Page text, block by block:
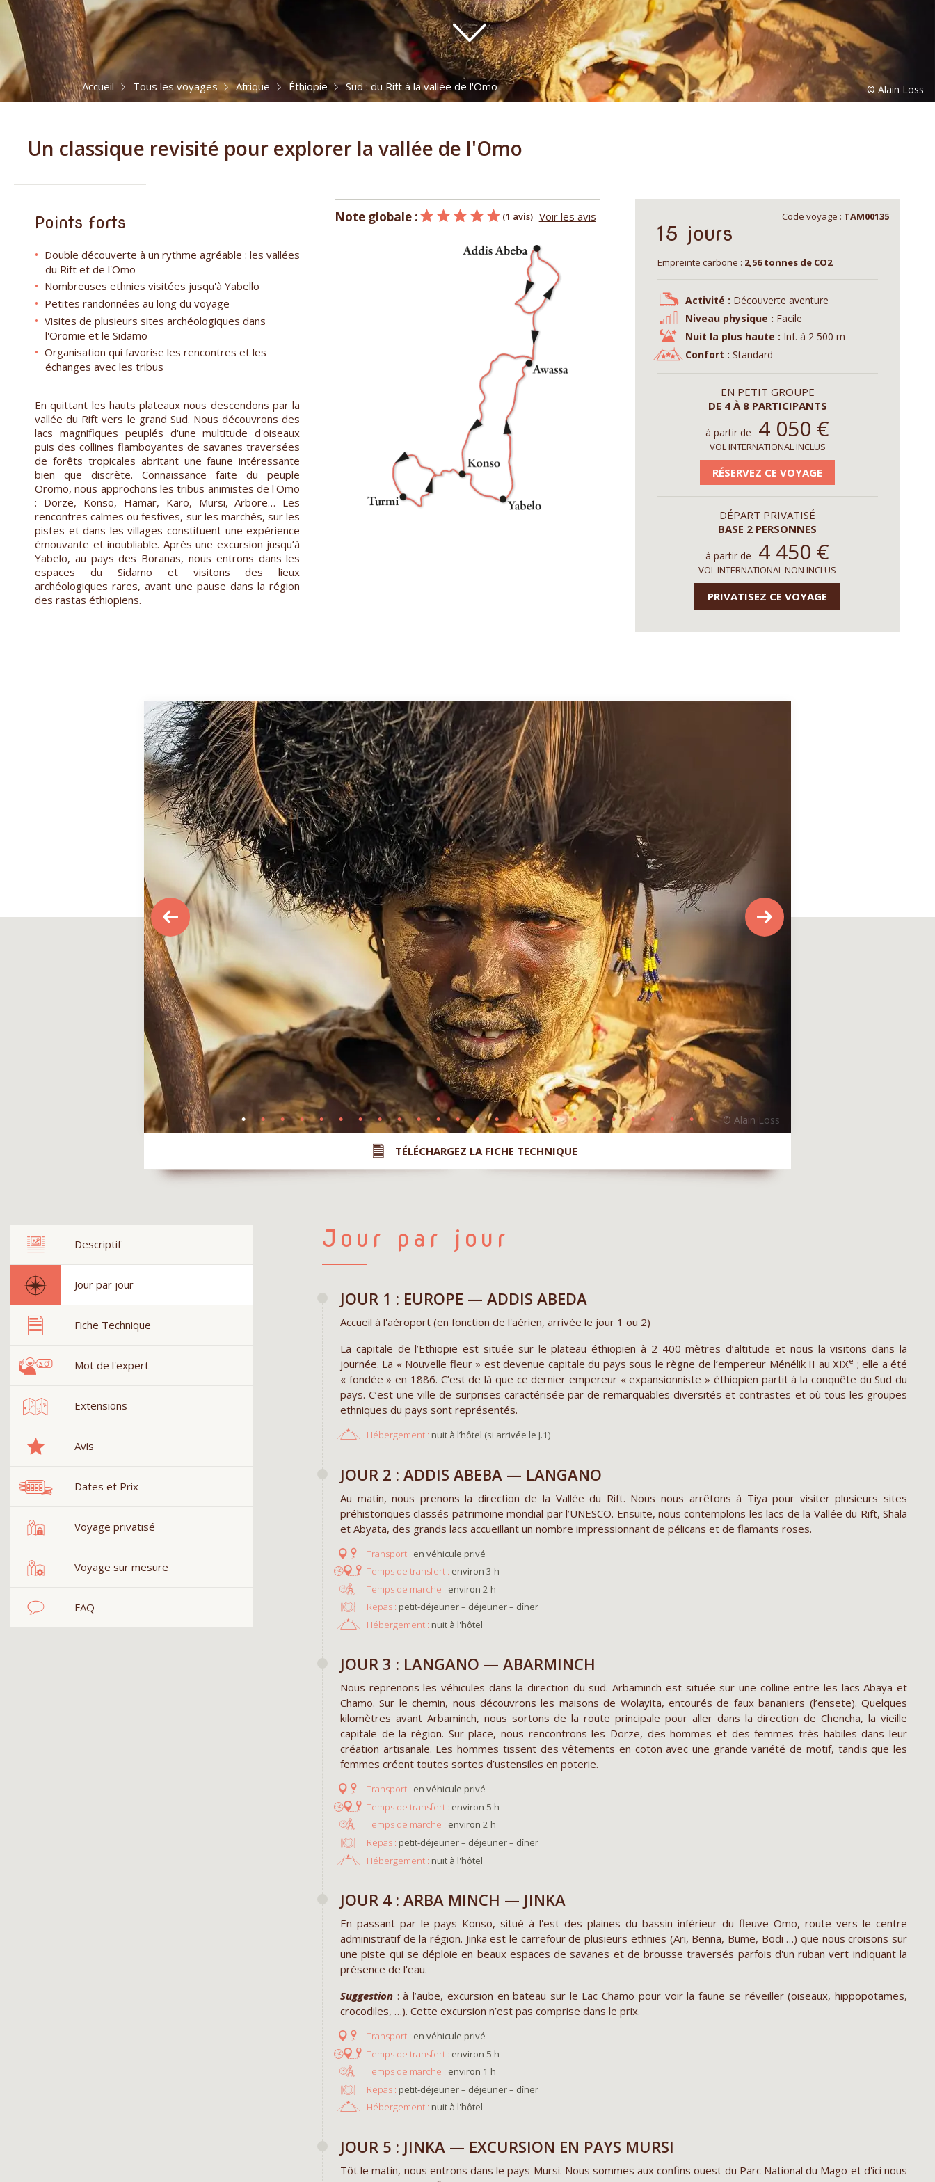
Accueil Tous les voyages Afrique Éthiopie Sud : du Rift à la vallée de l'Omo
Un classique revisité pour explorer la vallée de l'Omo
Points forts
Double découverte à un rythme agréable : les vallées
du Rift et de l'Omo
Nombreuses ethnies visitées jusqu'à Yabello
Petites randonnées au long du voyage
Visites de plusieurs sites archéologiques dans
l'Oromie et le Sidamo
Organisation qui favorise les rencontres et les
échanges avec les tribus
En quittant les hauts plateaux nous descendons par la
vallée du Rift vers le grand Sud. Nous découvrons des
lacs magnifiques peuplés d'une multitude d'oiseaux
puis des collines flamboyantes de savanes traversées
de forêts tropicales abritant une faune intéressante
bien que discrète. Connaissance faite du peuple
Oromo, nous approchons les tribus animistes de l'Omo
: Dorze, Konso, Hamar, Karo, Mursi, Arbore… Les
rencontres calmes ou festives, sur les marchés, sur les
pistes et dans les villages constituent une expérience
émouvante et inoubliable. Après une excursion jusqu’à
Yabelo, au pays des Boranas, nous entrons dans les
espaces du Sidamo et visitons des lieux
archéologiques rares, avant une pause dans la région
des rastas éthiopiens.
Note globale : (1 avis) Voir les avis Code voyage : TAM00135
15 jours
Empreinte carbone : 2,56 tonnes de CO2
Activité : Découverte aventure
Niveau physique : Facile
Nuit la plus haute : Inf. à 2 500 m
Confort : Standard
EN PETIT GROUPE
DE 4 À 8 PARTICIPANTS
à partir de 4 050 €
VOL INTERNATIONAL INCLUS
RÉSERVEZ CE VOYAGE
DÉPART PRIVATISÉ
BASE 2 PERSONNES
à partir de 4 450 €
VOL INTERNATIONAL NON INCLUS
PRIVATISEZ CE VOYAGE
TÉLÉCHARGEZ LA FICHE TECHNIQUE
Descriptif
Jour par jour
Fiche Technique
Mot de l'expert
Extensions
Avis
Dates et Prix
Voyage privatisé
Voyage sur mesure
FAQ
Jour par jour
JOUR 1 : EUROPE — ADDIS ABEDA
Accueil à l'aéroport (en fonction de l'aérien, arrivée le jour 1 ou 2)
La capitale de l’Ethiopie est située sur le plateau éthiopien à 2 400 mètres d’altitude et nous la visitons dans la
journée. La « Nouvelle fleur » est devenue capitale du pays sous le règne de l’empereur Ménélik II au XIXe ; elle a été
« fondée » en 1886. C’est de là que ce dernier empereur « expansionniste » éthiopien partit à la conquête du Sud du
pays. C’est une ville de surprises caractérisée par de remarquables diversités et contrastes et où tous les groupes
ethniques du pays sont représentés.
Hébergement : nuit à l’hôtel (si arrivée le J.1)
JOUR 2 : ADDIS ABEBA — LANGANO
Au matin, nous prenons la direction de la Vallée du Rift. Nous nous arrêtons à Tiya pour visiter plusieurs sites
préhistoriques classés patrimoine mondial par l’UNESCO. Ensuite, nous contemplons les lacs de la Vallée du Rift, Shala
et Abyata, des grands lacs accueillant un nombre impressionnant de pélicans et de flamants roses.
en véhicule privé
environ 3 h
environ 2 h
Repas : petit-déjeuner – déjeuner – dîner
Hébergement : nuit à l'hôtel
JOUR 3 : LANGANO — ABARMINCH
Nous reprenons les véhicules dans la direction du sud. Arbaminch est située sur une colline entre les lacs Abaya et
Chamo. Sur le chemin, nous découvrons les maisons de Wolayita, entourés de faux bananiers (l’ensete). Quelques
kilomètres avant Arbaminch, nous sortons de la route principale pour aller dans la direction de Chencha, la vieille
capitale de la région. Sur place, nous rencontrons les Dorze, des hommes et des femmes très habiles dans leur
création artisanale. Les hommes tissent des vêtements en coton avec une grande variété de motif, tandis que les
femmes créent toutes sortes d’ustensiles en poterie.
en véhicule privé
environ 5 h
environ 2 h
Repas : petit-déjeuner – déjeuner – dîner
Hébergement : nuit à l'hôtel
JOUR 4 : ARBA MINCH — JINKA
En passant par le pays Konso, situé à l'est des plaines du bassin inférieur du fleuve Omo, route vers le centre
administratif de la région. Jinka est le carrefour de plusieurs ethnies (Ari, Benna, Bume, Bodi …) que nous croisons sur
une piste qui se déploie en beaux espaces de savanes et de brousse traversés parfois d'un ruban vert indiquant la
présence de l'eau.
Suggestion : à l’aube, excursion en bateau sur le Lac Chamo pour voir la faune se réveiller (oiseaux, hippopotames,
crocodiles, …). Cette excursion n’est pas comprise dans le prix.
en véhicule privé
environ 5 h
environ 1 h
Repas : petit-déjeuner – déjeuner – dîner
Hébergement : nuit à l'hôtel
JOUR 5 : JINKA — EXCURSION EN PAYS MURSI
Tôt le matin, nous entrons dans le pays Mursi. Nous sommes aux confins ouest du Parc National du Mago et d'ici nous